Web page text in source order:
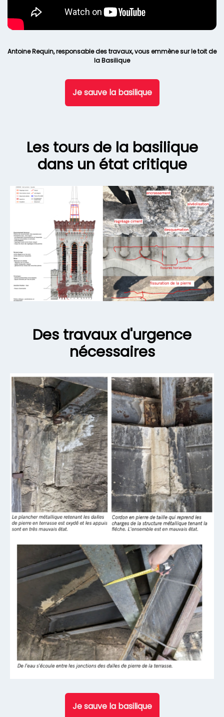
Antoine Requin, responsable des travaux, vous emmène sur le toit de
la Basilique
Je sauve la basilique
Les tours de la basilique
dans un état critique
Des travaux d'urgence
nécessaires
Je sauve la basilique